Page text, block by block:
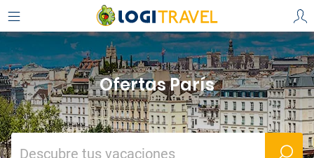
Ofertas París
Descubre tus vacaciones